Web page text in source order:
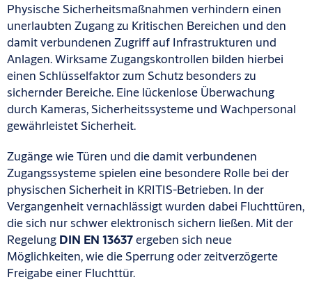
Physische Sicherheitsmaßnahmen verhindern einen
unerlaubten Zugang zu Kritischen Bereichen und den
damit verbundenen Zugriff auf Infrastrukturen und
Anlagen. Wirksame Zugangskontrollen bilden hierbei
einen Schlüsselfaktor zum Schutz besonders zu
sichernder Bereiche. Eine lückenlose Überwachung
durch Kameras, Sicherheitssysteme und Wachpersonal
gewährleistet Sicherheit.
Zugänge wie Türen und die damit verbundenen
Zugangssysteme spielen eine besondere Rolle bei der
physischen Sicherheit in KRITIS-Betrieben. In der
Vergangenheit vernachlässigt wurden dabei Fluchttüren,
die sich nur schwer elektronisch sichern ließen. Mit der
Regelung DIN EN 13637ergeben sich neue
Möglichkeiten, wie die Sperrung oder zeitverzögerte
Freigabe einer Fluchttür.